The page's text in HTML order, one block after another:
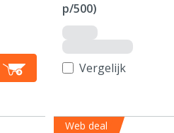
p/500)
Vergelijk
Web deal